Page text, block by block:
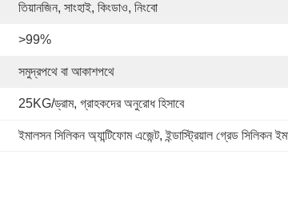
তিয়ানজিন, সাংহাই, কিংডাও, নিংবো
>99%
সমুদ্রপথে বা আকাশপথে
25KG/ড্রাম, গ্রাহকদের অনুরোধ হিসাবে
ইমালসন সিলিকন অ্যান্টিফোম এজেন্ট, ইন্ডাস্ট্রিয়াল গ্রেড সিলিকন